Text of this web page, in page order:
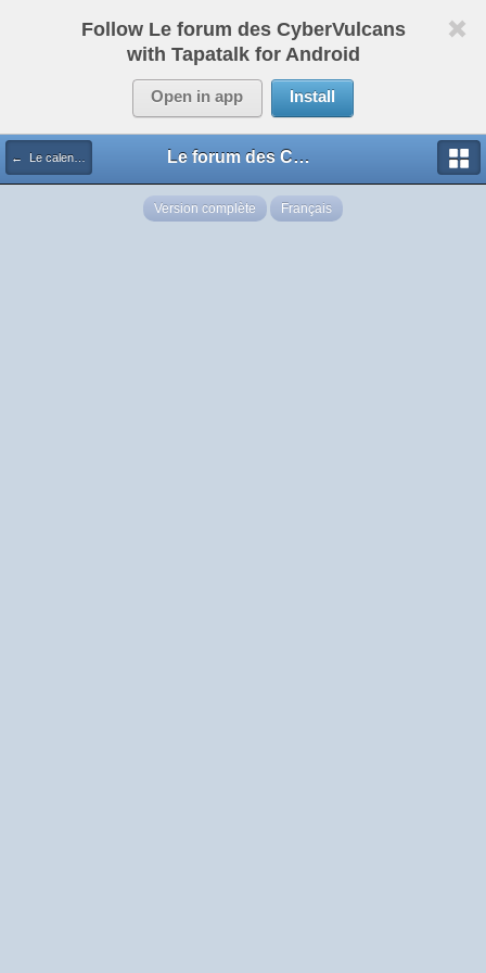
Follow Le forum des CyberVulcans
with Tapatalk for Android
Open in app Install
← Le calendrier des Cybers Le forum des CyberVulcans
Version complète Français